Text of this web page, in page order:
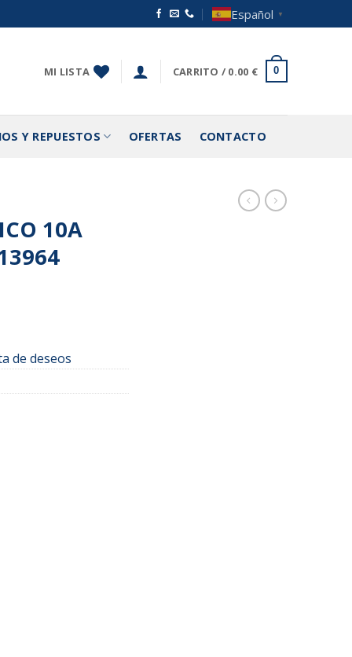
Español ▼
MI LISTA CARRITO / 0.00 € 0
Y REPUESTOS OFERTAS CONTACTO
10A
de deseos